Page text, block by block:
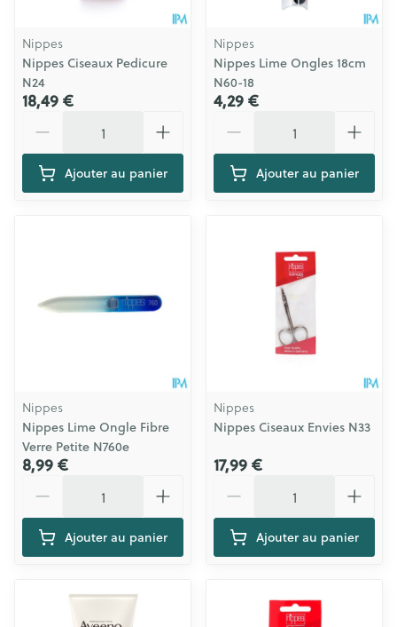
Nippes
Nippes Ciseaux Pedicure
N24
18,49 €
Ajouter au panier
Nippes
Nippes Lime Ongles 18cm
N60-18
4,29 €
Ajouter au panier
Nippes
Nippes Lime Ongle Fibre
Verre Petite N760e
8,99 €
Ajouter au panier
Nippes
Nippes Ciseaux Envies N33
17,99 €
Ajouter au panier